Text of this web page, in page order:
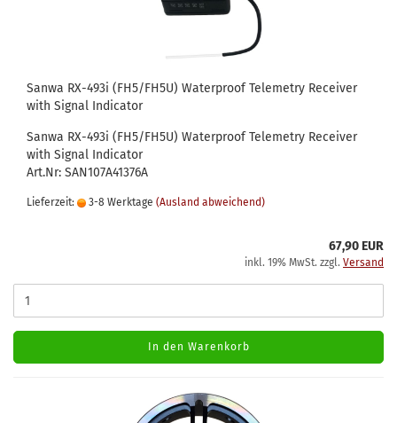
Sanwa RX-493i (FH5/FH5U) Waterproof Telemetry Receiver
with Signal Indicator
Sanwa RX-493i (FH5/FH5U) Waterproof Telemetry Receiver
with Signal Indicator
Art.Nr: SAN107A41376A
Lieferzeit: 3-8 Werktage (Ausland abweichend)
67,90 EUR
inkl. 19% MwSt. zzgl. Versand
In den Warenkorb